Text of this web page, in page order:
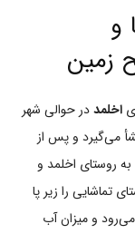
و
زمین
اخلمددر حوالی شهر
می‌گیرد و پس از
به روستای اخلمد و
تماشایی را زیر پا
و میزان آب